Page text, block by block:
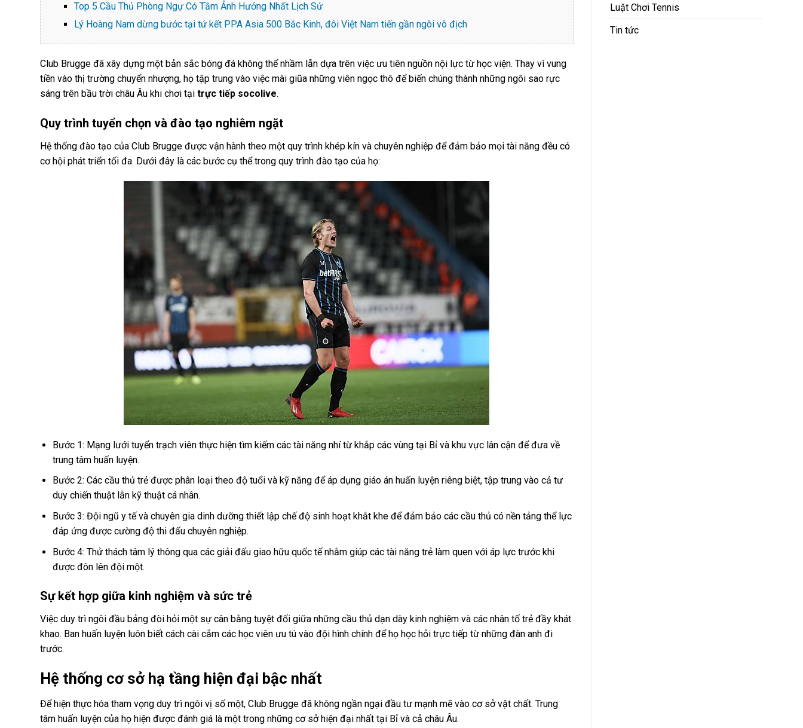
Top 5 Cầu Thủ Phòng Ngự Có Tầm Ảnh Hưởng Nhất Lịch Sử
Lý Hoàng Nam dừng bước tại tứ kết PPA Asia 500 Bắc Kinh, đôi Việt Nam tiến gần ngôi vô địch
Club Brugge đã xây dựng một bản sắc bóng đá không thể nhầm lẫn dựa trên việc ưu tiên nguồn nội lực từ học viện. Thay vì vung
tiền vào thị trường chuyển nhượng, họ tập trung vào việc mài giũa những viên ngọc thô để biến chúng thành những ngôi sao rực
sáng trên bầu trời châu Âu khi chơi tại trực tiếp socolive.
Quy trình tuyển chọn và đào tạo nghiêm ngặt
Hệ thống đào tạo của Club Brugge được vận hành theo một quy trình khép kín và chuyên nghiệp để đảm bảo mọi tài năng đều có
cơ hội phát triển tối đa. Dưới đây là các bước cụ thể trong quy trình đào tạo của họ:
Bước 1: Mạng lưới tuyển trạch viên thực hiện tìm kiếm các tài năng nhí từ khắp các vùng tại Bỉ và khu vực lân cận để đưa về
trung tâm huấn luyện.
Bước 2: Các cầu thủ trẻ được phân loại theo độ tuổi và kỹ năng để áp dụng giáo án huấn luyện riêng biệt, tập trung vào cả tư
duy chiến thuật lẫn kỹ thuật cá nhân.
Bước 3: Đội ngũ y tế và chuyên gia dinh dưỡng thiết lập chế độ sinh hoạt khắt khe để đảm bảo các cầu thủ có nền tảng thể lực
đáp ứng được cường độ thi đấu chuyên nghiệp.
Bước 4: Thử thách tâm lý thông qua các giải đấu giao hữu quốc tế nhằm giúp các tài năng trẻ làm quen với áp lực trước khi
được đôn lên đội một.
Sự kết hợp giữa kinh nghiệm và sức trẻ
Việc duy trì ngôi đầu bảng đòi hỏi một sự cân bằng tuyệt đối giữa những cầu thủ dạn dày kinh nghiệm và các nhân tố trẻ đầy khát
khao. Ban huấn luyện luôn biết cách cài cắm các học viên ưu tú vào đội hình chính để họ học hỏi trực tiếp từ những đàn anh đi
trước.
Hệ thống cơ sở hạ tầng hiện đại bậc nhất
Để hiện thực hóa tham vọng duy trì ngôi vị số một, Club Brugge đã không ngần ngại đầu tư mạnh mẽ vào cơ sở vật chất. Trung
tâm huấn luyện của họ hiện được đánh giá là một trong những cơ sở hiện đại nhất tại Bỉ và cả châu Âu.
Luật Chơi Tennis
Tin tức